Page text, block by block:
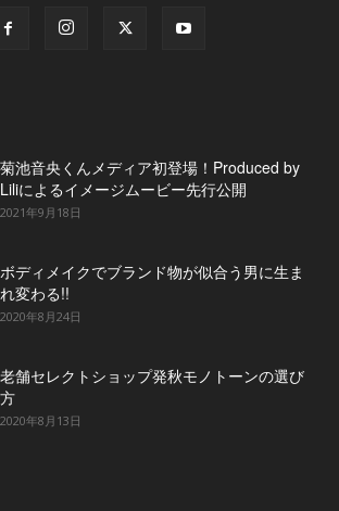
菊池音央くんメディア初登場！Produced by
Liliによるイメージムービー先行公開
2021年9月18日
ボディメイクでブランド物が似合う男に生ま
れ変わる!!
2020年8月24日
老舗セレクトショップ発秋モノトーンの選び
方
2020年8月13日